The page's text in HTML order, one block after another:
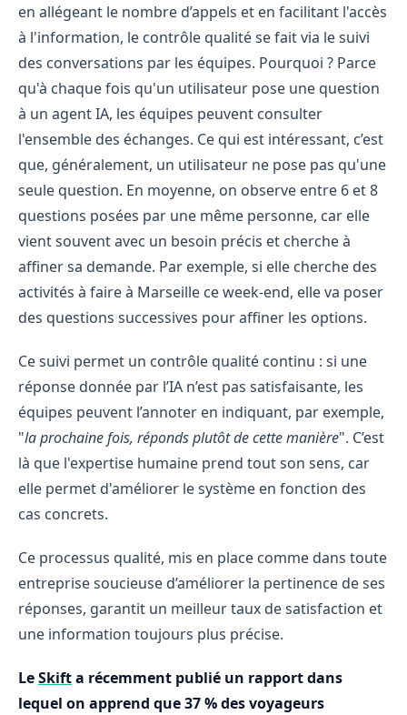
en allégeant le nombre d’appels et en facilitant l'accès
à l'information, le contrôle qualité se fait via le suivi
des conversations par les équipes. Pourquoi ? Parce
qu'à chaque fois qu'un utilisateur pose une question
à un agent IA, les équipes peuvent consulter
l'ensemble des échanges. Ce qui est intéressant, c’est
que, généralement, un utilisateur ne pose pas qu'une
seule question. En moyenne, on observe entre 6 et 8
questions posées par une même personne, car elle
vient souvent avec un besoin précis et cherche à
affiner sa demande. Par exemple, si elle cherche des
activités à faire à Marseille ce week-end, elle va poser
des questions successives pour affiner les options.
Ce suivi permet un contrôle qualité continu : si une
réponse donnée par l’IA n’est pas satisfaisante, les
équipes peuvent l’annoter en indiquant, par exemple,
"la prochaine fois, réponds plutôt de cette manière". C’est
là que l'expertise humaine prend tout son sens, car
elle permet d'améliorer le système en fonction des
cas concrets.
Ce processus qualité, mis en place comme dans toute
entreprise soucieuse d’améliorer la pertinence de ses
réponses, garantit un meilleur taux de satisfaction et
une information toujours plus précise.
LeSkifta récemment publié un rapport dans
lequel on apprend que 37 % des voyageurs